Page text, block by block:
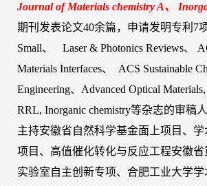
Journal of Materials chemistry A、
期刊发表论文40余篇，申请发明专利7
Small、
Laser & Photonics Reviews、
Materials Interfaces、
ACS Sustainable
Engineering、Advanced Optical
RRL, Inorganic chemistry等杂志的审稿人
主持安徽省自然科学基金面上项目、
项目、高值催化转化与反应工程安徽
实验室自主创新专项、合肥工业大学